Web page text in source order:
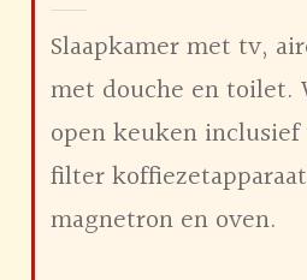
Slaapkamer met tv,
met douche en toilet.
open keuken inclusief
filter
magnetron en oven.